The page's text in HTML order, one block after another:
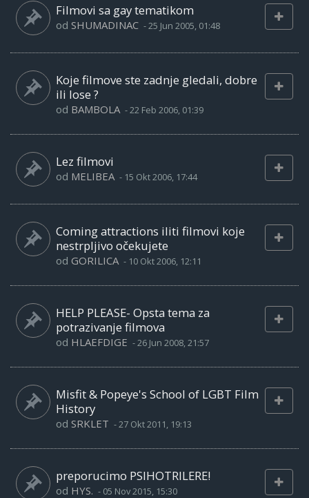
Filmovi sa gay tematikom
od SHUMADINAC -25 Jun 2005, 01:48
Koje filmove ste zadnje gledali, dobre
ili lose ?
od BAMBOLA -22 Feb 2006, 01:39
Lez filmovi
od MELIBEA - 15 Okt 2006, 17:44
Coming attractions iliti filmovi koje
nestrpljivo očekujete
od GORILICA - 10 Okt 2006, 12:11
HELP PLEASE- Opsta tema za
potrazivanje filmova
od HLAEFDIGE -26 Jun 2008, 21:57
Misfit & Popeye's School of LGBT Film
History
od SRKLET -27 Okt 2011, 19:13
preporucimo PSIHOTRILERE!
od HYS. - 05 Nov 2015, 15:30